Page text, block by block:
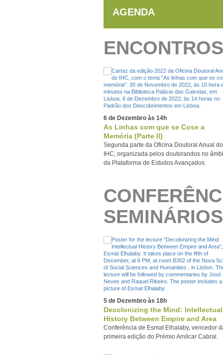
AGENDA
6 de Dezembro às 14h
As Linhas com que se Cose a
Memória (Parte II)
Segunda parte da Oficina Doutoral Anual do
IHC, organizada pelos doutorandos no
da Plataforma de Estudos Avançados.
SEMINÁRIOS
5 de Dezembro às 18h
Decolonizing the Mind: Intellectual
History Between Empire and Area
Conferência de Esmat Elhalaby, vencedor
primeira edição do Prémio Amílcar Cabral.